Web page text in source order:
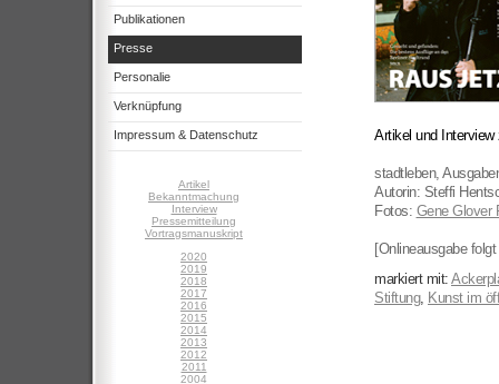
Publikationen
Presse
Personalie
Verknüpfung
Impressum & Datenschutz
Artikel
Bekanntmachung
Interview
Pressemitteilung
Vortragsmanuskript
2020
2019
2018
2017
2016
2015
2014
2013
2012
2011
2004
Artikel und
stadtleben,
Autorin: Steffi
Fotos: Gene Glover
[Onlineausgabe
markiert mit:
Stiftung, Kunst im